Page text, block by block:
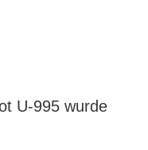
U-995 wurde